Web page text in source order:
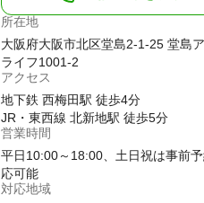
所在地
大阪府大阪市北区堂島2-1-25 堂島
ライフ1001-2
アクセス
地下鉄 西梅田駅 徒歩4分
JR・東西線 北新地駅 徒歩5分
営業時間
平日10:00～18:00、土日祝は事前
応可能
対応地域